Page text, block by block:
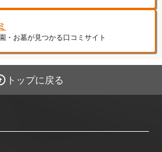
・お墓が見つかる口コミサイト
トップに戻る